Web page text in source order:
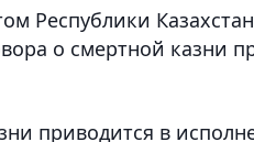
Республики
о смертной казни
приводится в